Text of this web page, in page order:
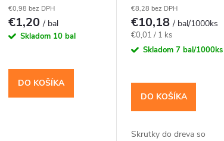
hlavou (krížové)
€0,98 bez DPH
€1,20/ bal
Skladom 10 bal
DO KOŠÍKA
€8,28 bez DPH
€10,18/ bal/1000ks
Jednotková
cena:
€0,01 / 1 ks
Skladom 7 bal/1000ks
DO KOŠÍKA
Skrutky do dreva so